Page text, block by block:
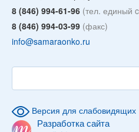
8 (846) 994-61-96 (тел. единый
8 (846) 994-03-99 (факс)
info@samaraonko.ru
Версия для слабовидящих
Разработка сайта